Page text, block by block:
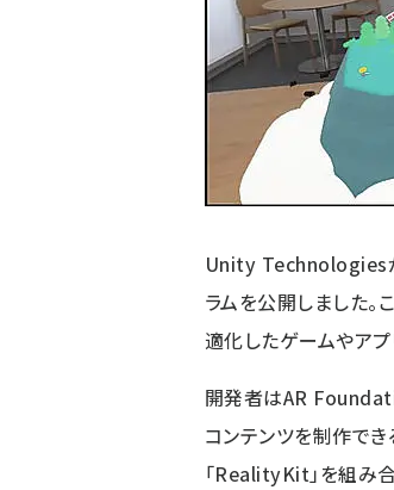
Unity Technologies
ラムを公開しました
適化したゲームやアプ
開発者はAR
コンテンツを制作で
「RealityKit」を組み